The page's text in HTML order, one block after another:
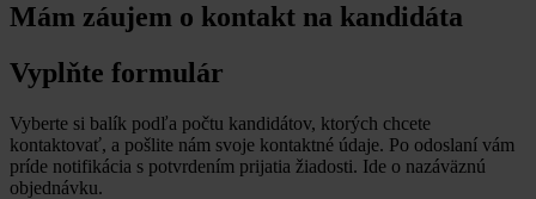
Mám záujem o kontakt na kandidáta
Vyplňte formulár
Vyberte si balík podľa počtu kandidátov, ktorých chcete
kontaktovať, a pošlite nám svoje kontaktné údaje. Po odoslaní vám
príde notifikácia s potvrdením prijatia žiadosti. Ide o nazáväznú
objednávku.